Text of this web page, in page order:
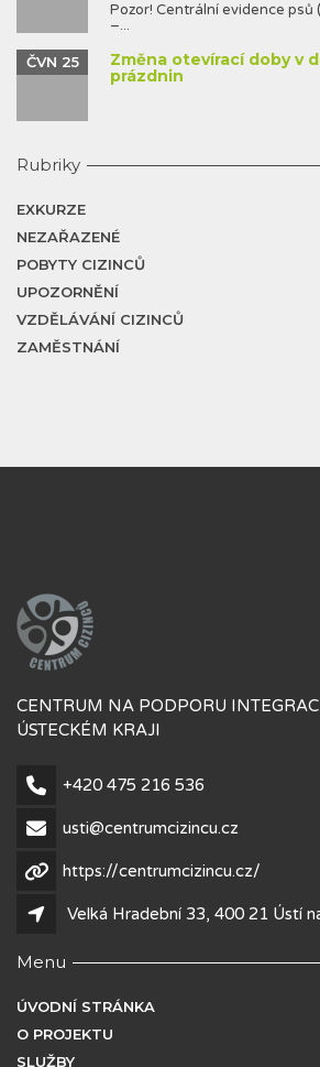
Pozor! Centrální evidence psů
–...
Změna otevírací doby v
prázdnin
ČVN 25
Rubriky
EXKURZE
NEZAŘAZENÉ
POBYTY CIZINCŮ
UPOZORNĚNÍ
VZDĚLÁVÁNÍ CIZINCŮ
ZAMĚSTNÁNÍ
CENTRUM NA PODPORU
ÚSTECKÉM KRAJI
+420 475 216 536
usti@centrumcizincu.cz
https://centrumcizincu.cz/
Velká Hradební 33, 400 21 Ústí
Menu
ÚVODNÍ STRÁNKA
O PROJEKTU
SLUŽBY